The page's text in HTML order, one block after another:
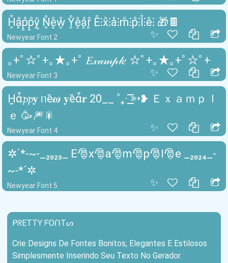
✨
Newyear Font 2
H̥̊ḁ̊p̥̊p̥̊ẙ̥ N̥̊e̥̊ẘ̥ Y̥̊e̥̊ḁ̊r̥̊ E̊⫶x̊⫶å⫶m̊⫶p̊⫶l̊⫶e̊⫶ 🎁🍫
✨
Newyear Font 3
｡+ﾟ☆ﾟ+｡★｡+ﾟ 𝐸𝓍𝒶𝓂𝓅𝓁𝑒 ☆ﾟ+｡★｡+ﾟ☆ﾟ+
✨
Newyear Font 4
Ḫἆ𝓹𝓹𝐲 ᥒȅ𝝎 𝐲ȅἆ𝐫 20__ ˚₊· ͟͟͞͞➳❥ Ｅｘａｍｐｌ
ｅ 🥳🎆🎇
✨
Newyear Font 5
✲´*-~-_₂₀₂₃_ E🎅x🎅a🎅m🎅p🎅l🎅e _₂₀₂₄_-
~-*´✲
ᑭᖇETTY ᖴOᑎTᔕ
Crie Designs De Fontes Bonitos, Elegantes E Estilosos
Simplesmente Inserindo Seu Texto No Gerador.